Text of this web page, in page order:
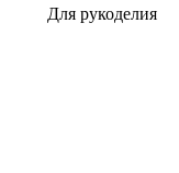
Для рукоделия